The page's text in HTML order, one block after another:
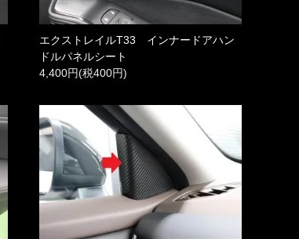
エクストレイルT33 インナードアハン
ドルパネルシート
4,400円(税400円)